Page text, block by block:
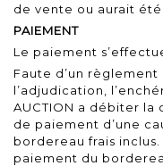
de vente ou aurait été
PAIEMENT
Le paiement
Faute d’un règlement
l’adjudication,
AUCTION a débiter
de paiement d’une
bordereau frais
paiement du